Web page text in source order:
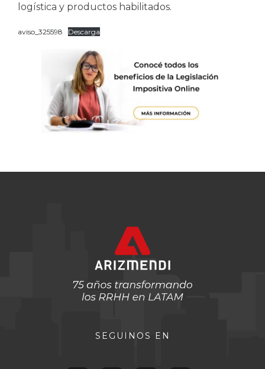
logística y productos habilitados.
aviso_325598 Descarga
SEGUINOS EN